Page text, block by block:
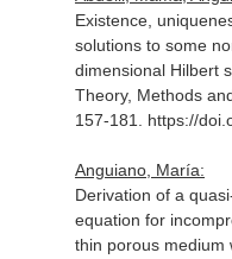
Existence,
solutions to some
dimensional Hilbert
Theory, Methods
157-181. https://
Anguiano, María:
Derivation of a
equation for
thin porous medium